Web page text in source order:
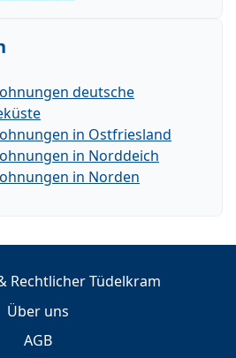
deutsche
in Ostfriesland
in Norddeich
in Norden
Rechtlicher Tüdelkram
Über uns
AGB